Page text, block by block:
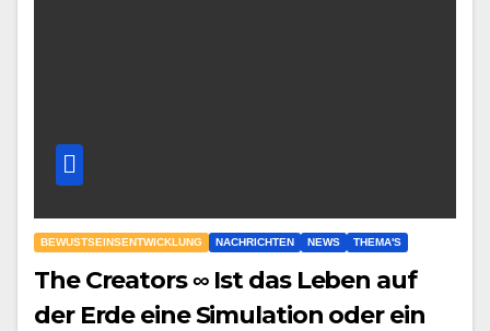
BEWUSTSEINSENTWICKLUNG NACHRICHTEN NEWS THEMA'S
The Creators ∞ Ist das Leben auf
der Erde eine Simulation oder ein